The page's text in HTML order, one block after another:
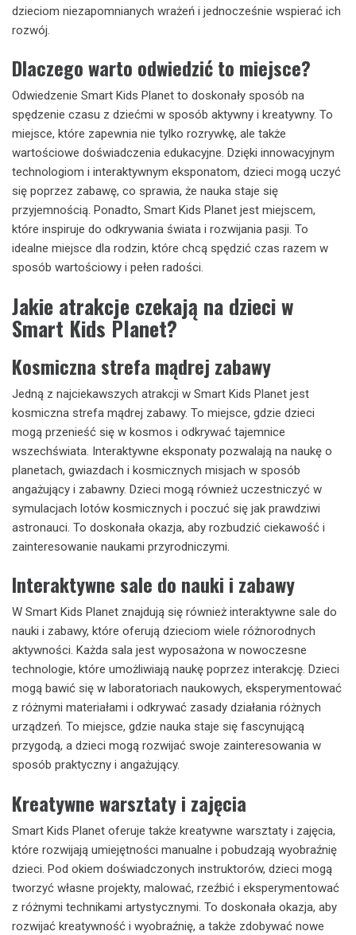
dzieciom niezapomnianych wrażeń i jednocześnie wspierać ich
rozwój.
Dlaczego warto odwiedzić to miejsce?
Odwiedzenie Smart Kids Planet to doskonały sposób na
spędzenie czasu z dziećmi w sposób aktywny i kreatywny. To
miejsce, które zapewnia nie tylko rozrywkę, ale także
wartościowe doświadczenia edukacyjne. Dzięki innowacyjnym
technologiom i interaktywnym eksponatom, dzieci mogą uczyć
się poprzez zabawę, co sprawia, że nauka staje się
przyjemnością. Ponadto, Smart Kids Planet jest miejscem,
które inspiruje do odkrywania świata i rozwijania pasji. To
idealne miejsce dla rodzin, które chcą spędzić czas razem w
sposób wartościowy i pełen radości.
Jakie atrakcje czekają na dzieci w
Smart Kids Planet?
Kosmiczna strefa mądrej zabawy
Jedną z najciekawszych atrakcji w Smart Kids Planet jest
kosmiczna strefa mądrej zabawy. To miejsce, gdzie dzieci
mogą przenieść się w kosmos i odkrywać tajemnice
wszechświata. Interaktywne eksponaty pozwalają na naukę o
planetach, gwiazdach i kosmicznych misjach w sposób
angażujący i zabawny. Dzieci mogą również uczestniczyć w
symulacjach lotów kosmicznych i poczuć się jak prawdziwi
astronauci. To doskonała okazja, aby rozbudzić ciekawość i
zainteresowanie naukami przyrodniczymi.
Interaktywne sale do nauki i zabawy
W Smart Kids Planet znajdują się również interaktywne sale do
nauki i zabawy, które oferują dzieciom wiele różnorodnych
aktywności. Każda sala jest wyposażona w nowoczesne
technologie, które umożliwiają naukę poprzez interakcję. Dzieci
mogą bawić się w laboratoriach naukowych, eksperymentować
z różnymi materiałami i odkrywać zasady działania różnych
urządzeń. To miejsce, gdzie nauka staje się fascynującą
przygodą, a dzieci mogą rozwijać swoje zainteresowania w
sposób praktyczny i angażujący.
Kreatywne warsztaty i zajęcia
Smart Kids Planet oferuje także kreatywne warsztaty i zajęcia,
które rozwijają umiejętności manualne i pobudzają wyobraźnię
dzieci. Pod okiem doświadczonych instruktorów, dzieci mogą
tworzyć własne projekty, malować, rzeźbić i eksperymentować
z różnymi technikami artystycznymi. To doskonała okazja, aby
rozwijać kreatywność i wyobraźnię, a także zdobywać nowe